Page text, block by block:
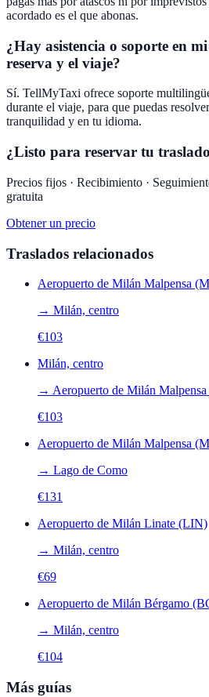
acordado es el que abonas.
¿Hay asistencia o soporte en
reserva y el viaje?
Sí. TellMyTaxi ofrece soporte
durante el viaje, para que puedas
tranquilidad y en tu idioma.
¿Listo para reservar tu
Precios fijos · Recibimiento ·
gratuita
Obtener un precio
Traslados relacionados
Aeropuerto de Milán Malpensa
→ Milán, centro
€103
Milán, centro
→ Aeropuerto de Milán
€103
Aeropuerto de Milán Malpensa
→ Lago de Como
€131
Aeropuerto de Milán Linate (LIN)
→ Milán, centro
€69
Aeropuerto de Milán Bérgamo
→ Milán, centro
€104
Más guías